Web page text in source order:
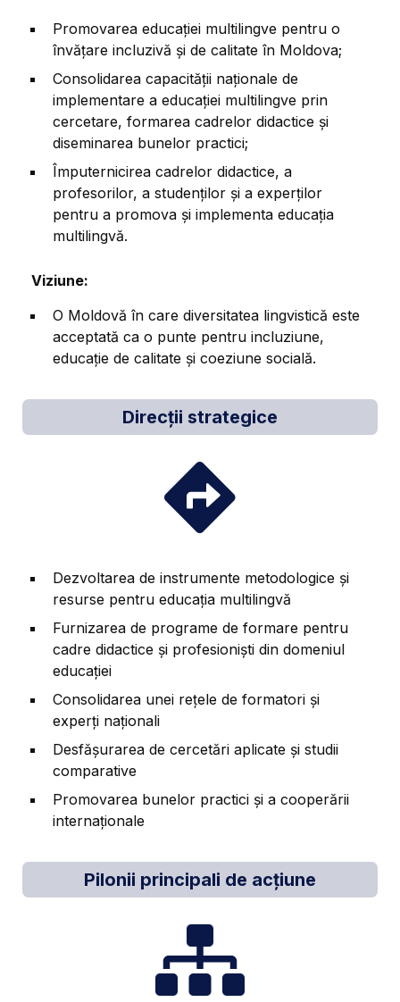
Promovarea educației multilingve pentru o
învățare incluzivă și de calitate în Moldova;
Consolidarea capacității naționale de
implementare a educației multilingve prin
cercetare, formarea cadrelor didactice și
diseminarea bunelor practici;
Împuternicirea cadrelor didactice, a
profesorilor, a studenților și a experților
pentru a promova și implementa educația
multilingvă.
Viziune:
O Moldovă în care diversitatea lingvistică este
acceptată ca o punte pentru incluziune,
educație de calitate și coeziune socială.
Direcții strategice
Dezvoltarea de instrumente metodologice și
resurse pentru educația multilingvă
Furnizarea de programe de formare pentru
cadre didactice și profesioniști din domeniul
educației
Consolidarea unei rețele de formatori și
experți naționali
Desfășurarea de cercetări aplicate și studii
comparative
Promovarea bunelor practici și a cooperării
internaționale
Pilonii principali de acțiune